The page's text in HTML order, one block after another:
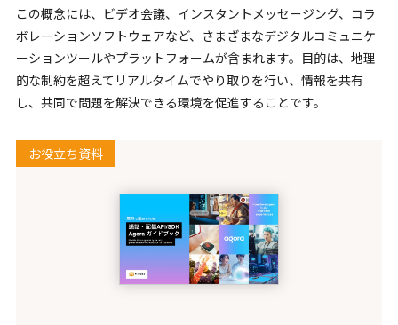
この概念には、ビデオ会議、インスタントメッセージング、コラ
ボレーションソフトウェアなど、さまざまなデジタルコミュニケ
ーションツールやプラットフォームが含まれます。目的は、地理
的な制約を超えてリアルタイムでやり取りを行い、情報を共有
し、共同で問題を解決できる環境を促進することです。
お役立ち資料